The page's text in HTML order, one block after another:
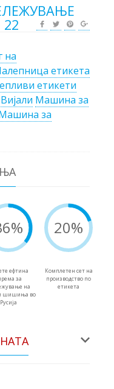
на
етикета
етикети
Вијали Машина за
за
ефтина
за
на
шишиња во
Русија
20%
Комплетен сет на
производство по
етикета